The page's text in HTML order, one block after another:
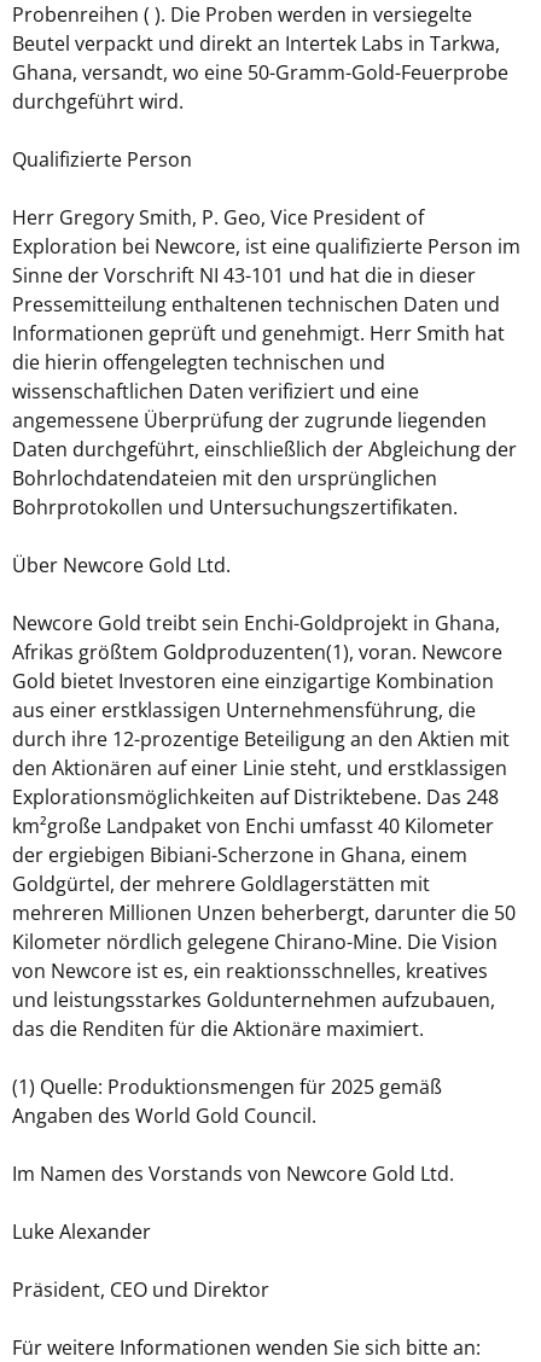
Probenreihen ( ). Die Proben werden in versiegelte
Beutel verpackt und direkt an Intertek Labs in Tarkwa,
Ghana, versandt, wo eine 50-Gramm-Gold-Feuerprobe
durchgeführt wird.
Qualifizierte Person
Herr Gregory Smith, P. Geo, Vice President of
Exploration bei Newcore, ist eine qualifizierte Person im
Sinne der Vorschrift NI 43-101 und hat die in dieser
Pressemitteilung enthaltenen technischen Daten und
Informationen geprüft und genehmigt. Herr Smith hat
die hierin offengelegten technischen und
wissenschaftlichen Daten verifiziert und eine
angemessene Überprüfung der zugrunde liegenden
Daten durchgeführt, einschließlich der Abgleichung der
Bohrlochdatendateien mit den ursprünglichen
Bohrprotokollen und Untersuchungszertifikaten.
Über Newcore Gold Ltd.
Newcore Gold treibt sein Enchi-Goldprojekt in Ghana,
Afrikas größtem Goldproduzenten(1), voran. Newcore
Gold bietet Investoren eine einzigartige Kombination
aus einer erstklassigen Unternehmensführung, die
durch ihre 12-prozentige Beteiligung an den Aktien mit
den Aktionären auf einer Linie steht, und erstklassigen
Explorationsmöglichkeiten auf Distriktebene. Das 248
km²große Landpaket von Enchi umfasst 40 Kilometer
der ergiebigen Bibiani-Scherzone in Ghana, einem
Goldgürtel, der mehrere Goldlagerstätten mit
mehreren Millionen Unzen beherbergt, darunter die 50
Kilometer nördlich gelegene Chirano-Mine. Die Vision
von Newcore ist es, ein reaktionsschnelles, kreatives
und leistungsstarkes Goldunternehmen aufzubauen,
das die Renditen für die Aktionäre maximiert.
(1) Quelle: Produktionsmengen für 2025 gemäß
Angaben des World Gold Council.
Im Namen des Vorstands von Newcore Gold Ltd.
Luke Alexander
Präsident, CEO und Direktor
Für weitere Informationen wenden Sie sich bitte an: